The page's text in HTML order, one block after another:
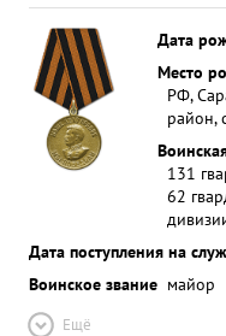
Дата
Место
РФ,
район,
131
62
Дата поступления на
Воинское звание майор
Ещё